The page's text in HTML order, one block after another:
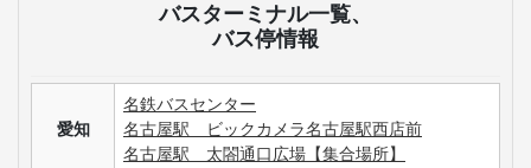
バスターミナル一覧、
バス停情報
愛知
名鉄バスセンター
名古屋駅 ビックカメラ名古屋駅西店前
名古屋駅 太閤通口広場【集合場所】